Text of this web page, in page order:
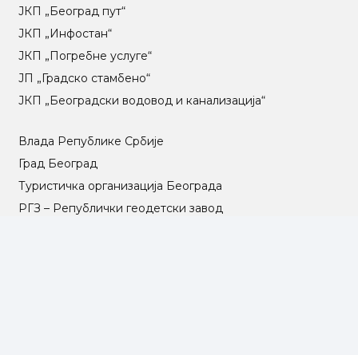
ЈКП „Београд пут“
ЈКП „Инфостан“
ЈКП „Погребне услуге“
ЈП „Градско стамбено“
ЈКП „Београдски водовод и канализација“
Влада Републике Србије
Град Београд
Туристичка организација Београда
РГЗ – Републички геодетски завод